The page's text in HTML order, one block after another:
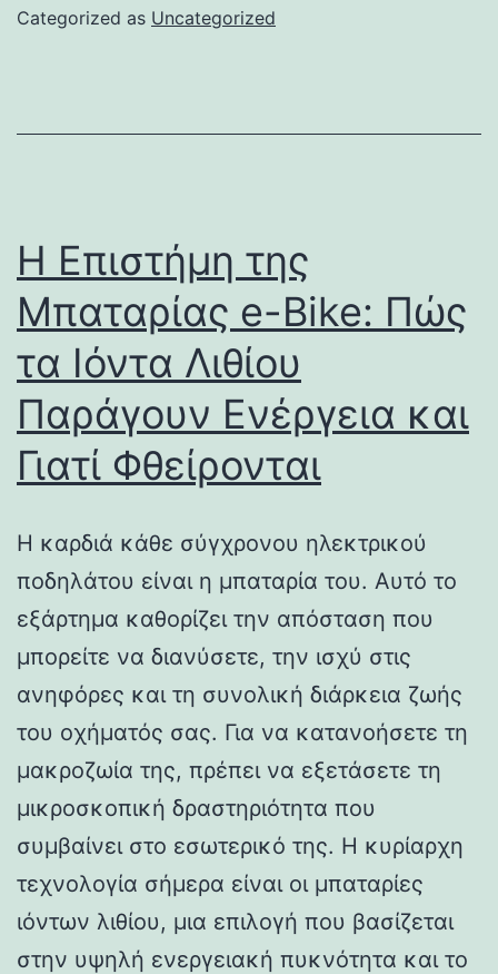
Categorized as Uncategorized
Η Επιστήμη της
Μπαταρίας e-Bike: Πώς
τα Ιόντα Λιθίου
Παράγουν Ενέργεια και
Γιατί Φθείρονται
Η καρδιά κάθε σύγχρονου ηλεκτρικού
ποδηλάτου είναι η μπαταρία του. Αυτό το
εξάρτημα καθορίζει την απόσταση που
μπορείτε να διανύσετε, την ισχύ στις
ανηφόρες και τη συνολική διάρκεια ζωής
του οχήματός σας. Για να κατανοήσετε τη
μακροζωία της, πρέπει να εξετάσετε τη
μικροσκοπική δραστηριότητα που
συμβαίνει στο εσωτερικό της. Η κυρίαρχη
τεχνολογία σήμερα είναι οι μπαταρίες
ιόντων λιθίου, μια επιλογή που βασίζεται
στην υψηλή ενεργειακή πυκνότητα και το